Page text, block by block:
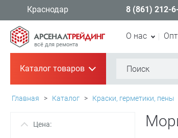
Краснодар 8 (861) 212-
всё для ремонта
О нас
Каталог товаров+
Главная > Каталог > Краски, герметики, пены
+ Цена: